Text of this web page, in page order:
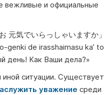
вежливые и официальные
元気でいらっしゃいますか」
genki de irasshaimasu ka’ to
день! Как Ваши дела?»
ситуации. Существует
уважение среди